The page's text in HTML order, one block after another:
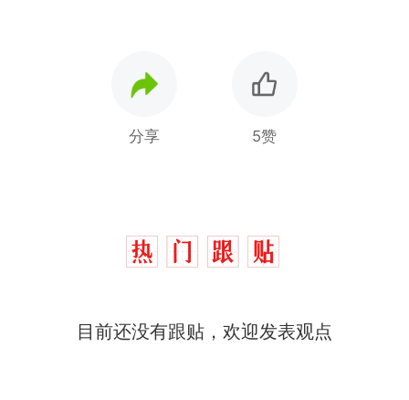
分享 5赞
目前还没有跟贴，欢迎发表观点
热
十多万人报名的考试，成绩
家，刚改国名，总统就邀请中